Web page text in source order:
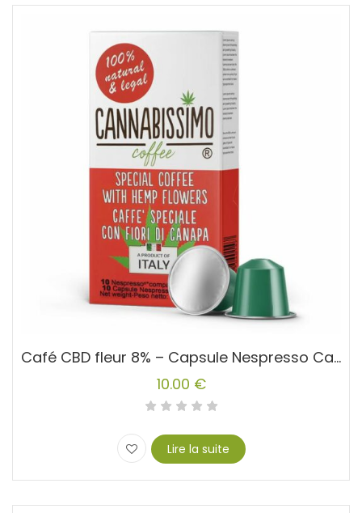
Café CBD fleur 8% – Capsule Nespresso Cannabissimo
10.00 €
Lire la suite